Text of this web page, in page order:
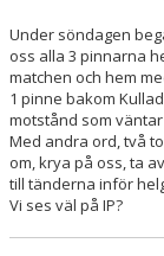
Under söndagen
oss alla 3 pinnarna
matchen och hem
1 pinne bakom
motstånd som
Med andra ord, två
om, krya på oss, ta
till tänderna inför
Vi ses väl på IP?